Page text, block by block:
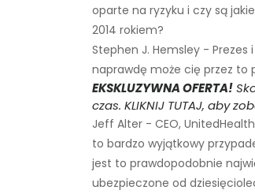
oparte na ryzyku i czy są
2014 rokiem?
Stephen J. Hemsley - Prezes
naprawdę może cię przez to
EKSKLUZYWNA OFERTA!
czas. KLIKNIJ TUTAJ, aby
Jeff Alter - CEO,
to bardzo wyjątkowy
jest to prawdopodobnie
ubezpieczone od